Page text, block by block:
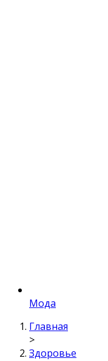
Мода
Главная
>
Здоровье